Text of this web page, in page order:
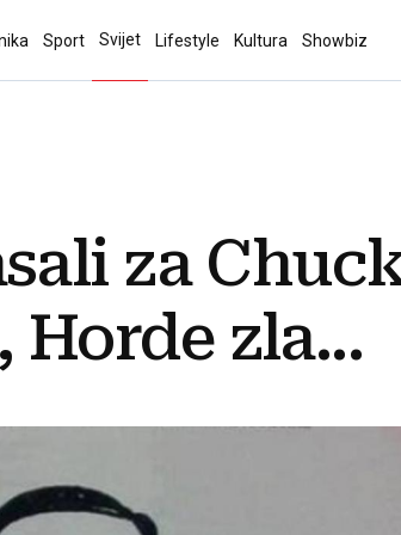
Sport Svijet Lifestyle Kultura Showbiz
za
Horde zla...